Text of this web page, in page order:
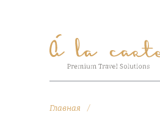
Главная /